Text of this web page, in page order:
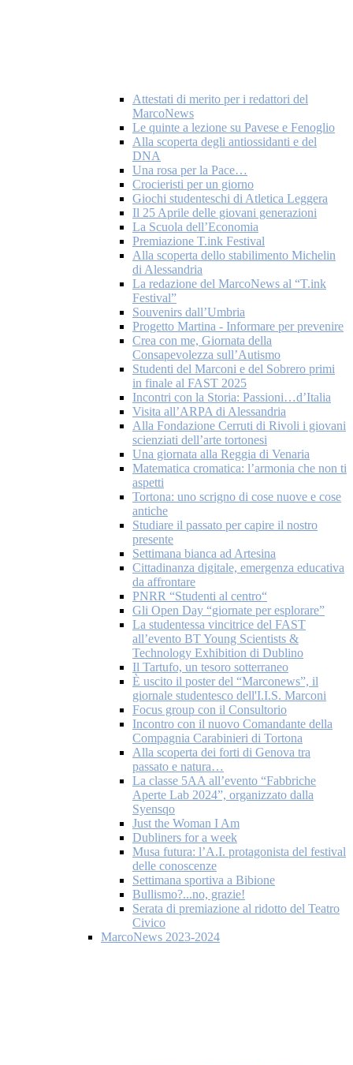
Attestati di merito per i redattori del
MarcoNews
Le quinte a lezione su Pavese e Fenoglio
Alla scoperta degli antiossidanti e del
DNA
Una rosa per la Pace…
Crocieristi per un giorno
Giochi studenteschi di Atletica Leggera
Il 25 Aprile delle giovani generazioni
La Scuola dell’Economia
Premiazione T.ink Festival
Alla scoperta dello stabilimento Michelin
di Alessandria
La redazione del MarcoNews al “T.ink
Festival”
Souvenirs dall’Umbria
Progetto Martina - Informare per prevenire
Crea con me, Giornata della
Consapevolezza sull’Autismo
Studenti del Marconi e del Sobrero primi
in finale al FAST 2025
Incontri con la Storia: Passioni…d’Italia
Visita all’ARPA di Alessandria
Alla Fondazione Cerruti di Rivoli i giovani
scienziati dell’arte tortonesi
Una giornata alla Reggia di Venaria
Matematica cromatica: l’armonia che non ti
aspetti
Tortona: uno scrigno di cose nuove e cose
antiche
Studiare il passato per capire il nostro
presente
Settimana bianca ad Artesina
Cittadinanza digitale, emergenza educativa
da affrontare
PNRR “Studenti al centro“
Gli Open Day “giornate per esplorare”
La studentessa vincitrice del FAST
all’evento BT Young Scientists &
Technology Exhibition di Dublino
Il Tartufo, un tesoro sotterraneo
È uscito il poster del “Marconews”, il
giornale studentesco dell'I.I.S. Marconi
Focus group con il Consultorio
Incontro con il nuovo Comandante della
Compagnia Carabinieri di Tortona
Alla scoperta dei forti di Genova tra
passato e natura…
La classe 5AA all’evento “Fabbriche
Aperte Lab 2024”, organizzato dalla
Syensqo
Just the Woman I Am
Dubliners for a week
Musa futura: l’A.I. protagonista del festival
delle conoscenze
Settimana sportiva a Bibione
Bullismo?...no, grazie!
Serata di premiazione al ridotto del Teatro
Civico
MarcoNews 2023-2024